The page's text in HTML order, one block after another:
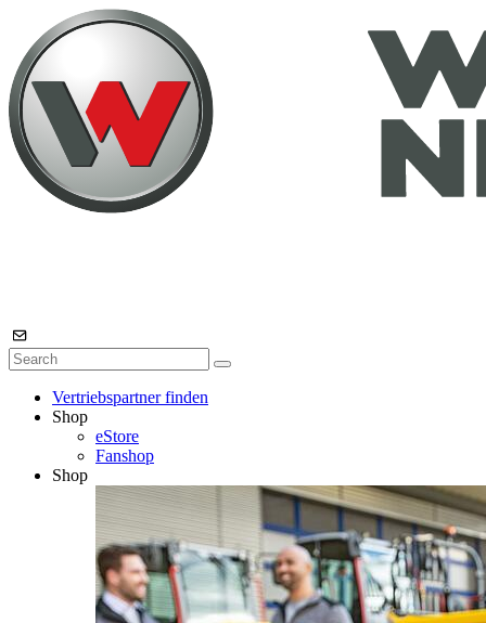
Vertriebspartner finden
Shop
eStore
Fanshop
Shop